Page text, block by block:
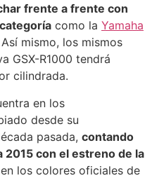
frente a frente con
como la Yamaha
Así mismo, los mismos
GSX-R1000 tendrá
cilindrada.
en los
desde su
pasada, contando
2015 con el estreno de la
los colores oficiales de